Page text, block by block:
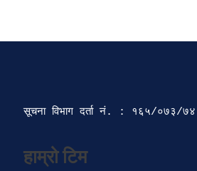
सूचना विभाग दर्ता‍ नं. : १६५/०७३/७४
हाम्रो टिम